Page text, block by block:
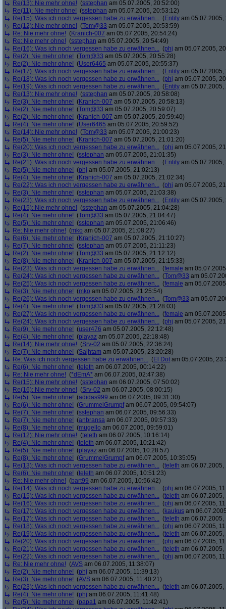
Re(13): Nie mehr ohne! (sstephan am 05.07.2005, 20:52:00)
Re(11): Nie mehr ohne! (sstephan am 05.07.2005, 20:53:12)
Re(15): Was ich noch vergessen habe zu erwähnen... (Entity am 05.07.2005,
Re(12): Nie mehr ohne! (Tom@33 am 05.07.2005, 20:53:59)
Re: Nie mehr ohne! (Kranich-007 am 05.07.2005, 20:54:24)
Re: Nie mehr ohne! (sstephan am 05.07.2005, 20:54:49)
Re(16): Was ich noch vergessen habe zu erwähnen... (phj am 05.07.2005,
Re(2): Nie mehr ohne! (Tom@33 am 05.07.2005, 20:55:28)
Re(2): Nie mehr ohne! (User6465 am 05.07.2005, 20:55:37)
Re(17): Was ich noch vergessen habe zu erwähnen... (Entity am 05.07.2005,
Re(18): Was ich noch vergessen habe zu erwähnen... (phj am 05.07.2005,
Re(19): Was ich noch vergessen habe zu erwähnen... (Entity am 05.07.2005,
Re(13): Nie mehr ohne! (sstephan am 05.07.2005, 20:58:08)
Re(3): Nie mehr ohne! (Kranich-007 am 05.07.2005, 20:58:13)
Re(2): Nie mehr ohne! (Tom@33 am 05.07.2005, 20:59:07)
Re(2): Nie mehr ohne! (Kranich-007 am 05.07.2005, 20:59:40)
Re(4): Nie mehr ohne! (User6465 am 05.07.2005, 20:59:52)
Re(14): Nie mehr ohne! (Tom@33 am 05.07.2005, 21:00:23)
Re(5): Nie mehr ohne! (Kranich-007 am 05.07.2005, 21:01:20)
Re(20): Was ich noch vergessen habe zu erwähnen... (phj am 05.07.2005,
Re(3): Nie mehr ohne! (sstephan am 05.07.2005, 21:01:35)
Re(21): Was ich noch vergessen habe zu erwähnen... (Entity am 05.07.2005,
Re(5): Nie mehr ohne! (phj am 05.07.2005, 21:02:13)
Re(4): Nie mehr ohne! (Kranich-007 am 05.07.2005, 21:02:34)
Re(22): Was ich noch vergessen habe zu erwähnen... (phj am 05.07.2005,
Re(3): Nie mehr ohne! (sstephan am 05.07.2005, 21:03:38)
Re(23): Was ich noch vergessen habe zu erwähnen... (Entity am 05.07.2005,
Re(15): Nie mehr ohne! (sstephan am 05.07.2005, 21:04:28)
Re(4): Nie mehr ohne! (Tom@33 am 05.07.2005, 21:04:47)
Re(5): Nie mehr ohne! (sstephan am 05.07.2005, 21:06:46)
Re: Nie mehr ohne! (mko am 05.07.2005, 21:08:27)
Re(6): Nie mehr ohne! (Kranich-007 am 05.07.2005, 21:10:27)
Re(7): Nie mehr ohne! (sstephan am 05.07.2005, 21:11:23)
Re(2): Nie mehr ohne! (Tom@33 am 05.07.2005, 21:12:12)
Re(8): Nie mehr ohne! (Kranich-007 am 05.07.2005, 21:15:33)
Re(23): Was ich noch vergessen habe zu erwähnen... (female am
Re(24): Was ich noch vergessen habe zu erwähnen... (Tom@33 am
Re(25): Was ich noch vergessen habe zu erwähnen... (female am
Re(3): Nie mehr ohne! (mko am 05.07.2005, 21:25:54)
Re(26): Was ich noch vergessen habe zu erwähnen... (Tom@33 am
Re(4): Nie mehr ohne! (Tom@33 am 05.07.2005, 21:28:03)
Re(27): Was ich noch vergessen habe zu erwähnen... (female am
Re(24): Was ich noch vergessen habe zu erwähnen... (phj am 05.07.2005,
Re(9): Nie mehr ohne! (user476 am 05.07.2005, 22:12:48)
Re(4): Nie mehr ohne! (playaz am 05.07.2005, 22:18:48)
Re(14): Nie mehr ohne! (Srv-02 am 05.07.2005, 22:36:24)
Re(7): Nie mehr ohne! (Sajhtam am 05.07.2005, 23:20:28)
Re: Was ich noch vergessen habe zu erwähnen... (El Dot am 05.07.2005,
Re(6): Nie mehr ohne! (teleth am 06.07.2005, 00:14:22)
Re: Nie mehr ohne! (*dEmA* am 06.07.2005, 02:47:38)
Re(15): Nie mehr ohne! (sstephan am 06.07.2005, 07:50:02)
Re(16): Nie mehr ohne! (Srv-02 am 06.07.2005, 08:00:15)
Re(5): Nie mehr ohne! (adidas999 am 06.07.2005, 09:31:30)
Re(6): Nie mehr ohne! (GrummelGrumpfam 06.07.2005, 09:54:07)
Re(7): Nie mehr ohne! (sstephan am 06.07.2005, 09:56:33)
Re(7): Nie mehr ohne! (anbransa am 06.07.2005, 09:57:33)
Re(8): Nie mehr ohne! (mugello am 06.07.2005, 09:59:01)
Re(12): Nie mehr ohne! (teleth am 06.07.2005, 10:16:14)
Re(4): Nie mehr ohne! (teleth am 06.07.2005, 10:21:42)
Re(5): Nie mehr ohne! (playaz am 06.07.2005, 10:28:57)
Re(8): Nie mehr ohne! (GrummelGrumpfam 06.07.2005, 10:35:05)
Re(13): Was ich noch vergessen habe zu erwähnen... (teleth am 06.07.2005,
Re(6): Nie mehr ohne! (teleth am 06.07.2005, 10:51:23)
Re: Nie mehr ohne! (bart99 am 06.07.2005, 10:56:42)
Re(14): Was ich noch vergessen habe zu erwähnen... (phj am 06.07.2005,
Re(15): Was ich noch vergessen habe zu erwähnen... (teleth am 06.07.2005,
Re(16): Was ich noch vergessen habe zu erwähnen... (phj am 06.07.2005,
Re(17): Was ich noch vergessen habe zu erwähnen... (kaukus am
Re(17): Was ich noch vergessen habe zu erwähnen... (teleth am 06.07.2005,
Re(18): Was ich noch vergessen habe zu erwähnen... (phj am 06.07.2005,
Re(19): Was ich noch vergessen habe zu erwähnen... (teleth am 06.07.2005,
Re(20): Was ich noch vergessen habe zu erwähnen... (phj am 06.07.2005,
Re(21): Was ich noch vergessen habe zu erwähnen... (teleth am 06.07.2005,
Re(22): Was ich noch vergessen habe zu erwähnen... (phj am 06.07.2005,
Re: Nie mehr ohne! (AVS am 06.07.2005, 11:38:07)
Re(2): Nie mehr ohne! (phj am 06.07.2005, 11:39:13)
Re(3): Nie mehr ohne! (AVS am 06.07.2005, 11:40:21)
Re(23): Was ich noch vergessen habe zu erwähnen... (teleth am 06.07.2005,
Re(4): Nie mehr ohne! (phj am 06.07.2005, 11:41:48)
Re(5): Nie mehr ohne! (papa1 am 06.07.2005, 11:42:41)